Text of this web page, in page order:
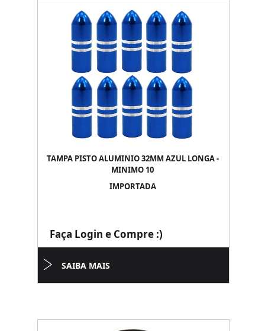
TAMPA PISTO ALUMINIO 32MM AZUL LONGA -
MINIMO 10
IMPORTADA
Faça Login e Compre :)
SAIBA MAIS